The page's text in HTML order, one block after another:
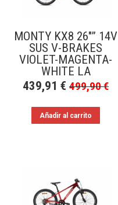
MONTY KX8 26″” 14V
SUS V-BRAKES
VIOLET-MAGENTA-
WHITE LA
439,91 € 499,90€
Añadir al carrito